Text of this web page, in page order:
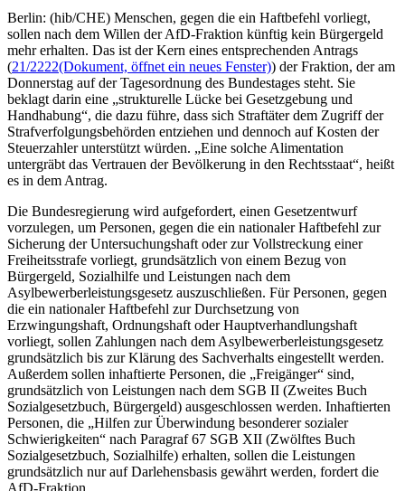
Berlin: (hib/CHE) Menschen, gegen die ein Haftbefehl vorliegt,
sollen nach dem Willen der AfD-Fraktion künftig kein Bürgergeld
mehr erhalten. Das ist der Kern eines entsprechenden Antrags
(21/2222(Dokument, öffnet ein neues Fenster)) der Fraktion, der am
Donnerstag auf der Tagesordnung des Bundestages steht. Sie
beklagt darin eine „strukturelle Lücke bei Gesetzgebung und
Handhabung“, die dazu führe, dass sich Straftäter dem Zugriff der
Strafverfolgungsbehörden entziehen und dennoch auf Kosten der
Steuerzahler unterstützt würden. „Eine solche Alimentation
untergräbt das Vertrauen der Bevölkerung in den Rechtsstaat“, heißt
es in dem Antrag.
Die Bundesregierung wird aufgefordert, einen Gesetzentwurf
vorzulegen, um Personen, gegen die ein nationaler Haftbefehl zur
Sicherung der Untersuchungshaft oder zur Vollstreckung einer
Freiheitsstrafe vorliegt, grundsätzlich von einem Bezug von
Bürgergeld, Sozialhilfe und Leistungen nach dem
Asylbewerberleistungsgesetz auszuschließen. Für Personen, gegen
die ein nationaler Haftbefehl zur Durchsetzung von
Erzwingungshaft, Ordnungshaft oder Hauptverhandlungshaft
vorliegt, sollen Zahlungen nach dem Asylbewerberleistungsgesetz
grundsätzlich bis zur Klärung des Sachverhalts eingestellt werden.
Außerdem sollen inhaftierte Personen, die „Freigänger“ sind,
grundsätzlich von Leistungen nach dem SGB II (Zweites Buch
Sozialgesetzbuch, Bürgergeld) ausgeschlossen werden. Inhaftierten
Personen, die „Hilfen zur Überwindung besonderer sozialer
Schwierigkeiten“ nach Paragraf 67 SGB XII (Zwölftes Buch
Sozialgesetzbuch, Sozialhilfe) erhalten, sollen die Leistungen
grundsätzlich nur auf Darlehensbasis gewährt werden, fordert die
AfD-Fraktion.